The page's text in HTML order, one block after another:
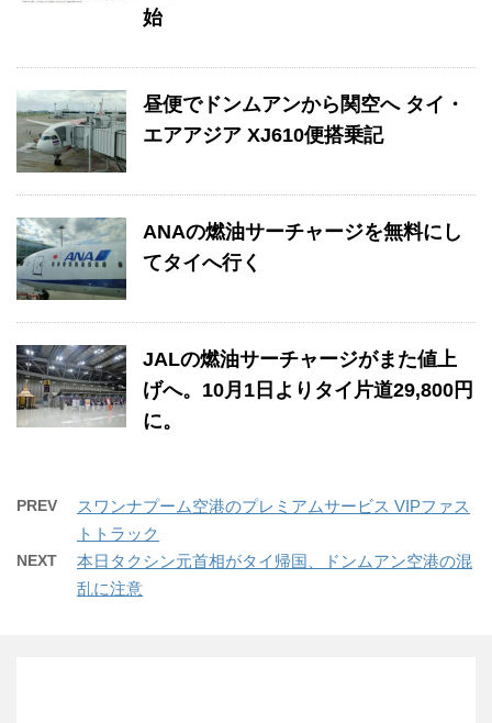
始
昼便でドンムアンから関空へ タイ・
エアアジア XJ610便搭乗記
ANAの燃油サーチャージを無料にし
てタイへ行く
JALの燃油サーチャージがまた値上
げへ。10月1日よりタイ片道29,800円
に。
PREV
スワンナプーム空港のプレミアムサービス VIPファス
トトラック
NEXT
本日タクシン元首相がタイ帰国、ドンムアン空港の混
乱に注意